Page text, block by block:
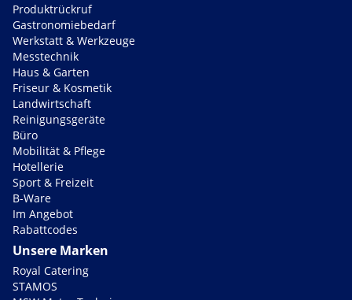
Produktrückruf
Gastronomiebedarf
Werkstatt & Werkzeuge
Messtechnik
Haus & Garten
Friseur & Kosmetik
Landwirtschaft
Reinigungsgeräte
Büro
Mobilität & Pflege
Hotellerie
Sport & Freizeit
B-Ware
Im Angebot
Rabattcodes
Unsere Marken
Royal Catering
STAMOS